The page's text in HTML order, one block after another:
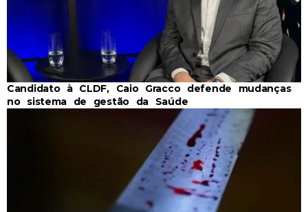
Candidato à CLDF, Caio Gracco defende mudanças
no sistema de gestão da Saúde